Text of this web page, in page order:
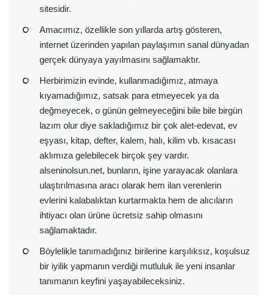
sitesidir.
Amacımız, özellikle son yıllarda artış gösteren,
internet üzerinden yapılan paylaşımın sanal dünyadan
gerçek dünyaya yayılmasını sağlamaktır.
Herbirimizin evinde, kullanmadığımız, atmaya
kıyamadığımız, satsak para etmeyecek ya da
değmeyecek, o günün gelmeyeceğini bile bile birgün
lazım olur diye sakladığımız bir çok alet-edevat, ev
eşyası, kitap, defter, kalem, halı, kilim vb. kısacası
aklımıza gelebilecek birçok şey vardır.
alseninolsun.net, bunların, işine yarayacak olanlara
ulaştırılmasına aracı olarak hem ilan verenlerin
evlerini kalabalıktan kurtarmakta hem de alıcıların
ihtiyacı olan ürüne ücretsiz sahip olmasını
sağlamaktadır.
Böylelikle tanımadığınız birilerine karşılıksız, koşulsuz
bir iyilik yapmanın verdiği mutluluk ile yeni insanlar
tanımanın keyfini yaşayabileceksiniz.